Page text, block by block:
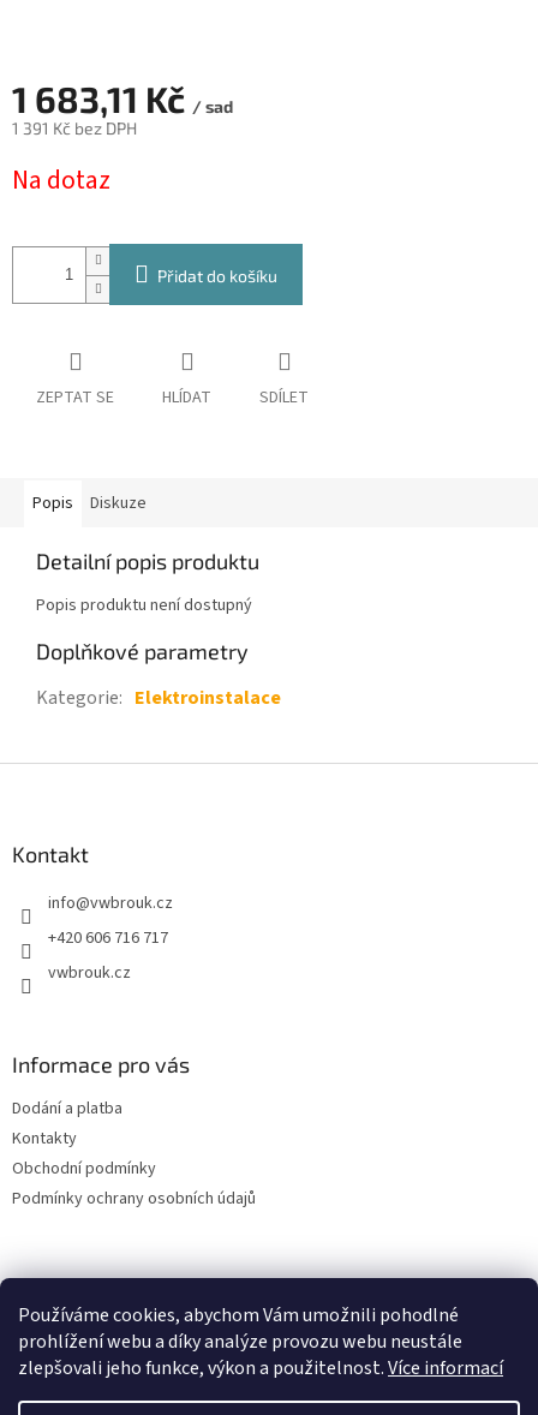
Používáme cookies, abychom Vám umožnili pohodlné
prohlížení webu a díky analýze provozu webu neustále
zlepšovali jeho funkce, výkon a použitelnost.Více informací
1 683,11 Kč / sad
1 391 Kč bez DPH
cena:
Na dotaz
Přidat do košíku
ZEPTAT SE HLÍDAT SDÍLET
Popis Diskuze
Detailní popis produktu
Popis produktu není dostupný
Doplňkové parametry
Kategorie: Elektroinstalace
Kontakt
info@vwbrouk.cz
+420 606 716 717
vwbrouk.cz
Informace pro vás
Dodání a platba
Kontakty
Obchodní podmínky
Podmínky ochrany osobních údajů